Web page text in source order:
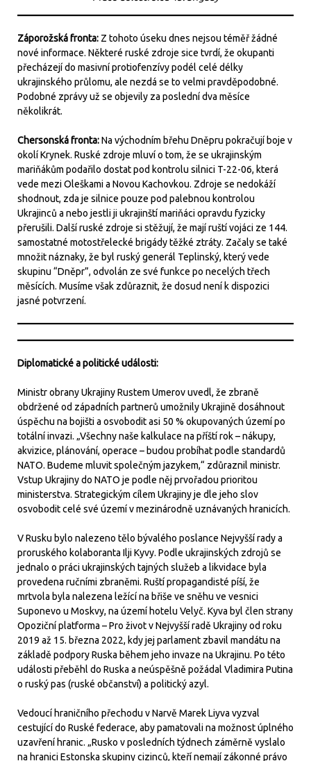
Záporožská fronta: Z tohoto úseku dnes nejsou téměř žádné
nové informace. Některé ruské zdroje sice tvrdí, že okupanti
přecházejí do masivní protiofenzívy podél celé délky
ukrajinského průlomu, ale nezdá se to velmi pravděpodobné.
Podobné zprávy už se objevily za poslední dva měsíce
několikrát.
Chersonská fronta:Na východním břehu Dněpru pokračují boje v
okolí Krynek. Ruské zdroje mluví o tom, že se ukrajinským
mariňákům podařilo dostat pod kontrolu silnici T-22-06, která
vede mezi Oleškami a Novou Kachovkou. Zdroje se nedokáží
shodnout, zda je silnice pouze pod palebnou kontrolou
Ukrajinců a nebo jestli ji ukrajinští mariňáci opravdu fyzicky
přerušili. Další ruské zdroje si stěžují, že mají ruští vojáci ze 144.
samostatné motostřelecké brigády těžké ztráty. Začaly se také
množit náznaky, že byl ruský generál Teplinský, který vede
skupinu “Dněpr”, odvolán ze své funkce po necelých třech
měsících. Musíme však zdůraznit, že dosud není k dispozici
jasné potvrzení.
Diplomatické a politické události:
Ministr obrany Ukrajiny Rustem Umerov uvedl, že zbraně
obdržené od západních partnerů umožnily Ukrajině dosáhnout
úspěchu na bojišti a osvobodit asi 50 % okupovaných území po
totální invazi. „Všechny naše kalkulace na příští rok – nákupy,
akvizice, plánování, operace – budou probíhat podle standardů
NATO. Budeme mluvit společným jazykem,“ zdůraznil ministr.
Vstup Ukrajiny do NATO je podle něj prvořadou prioritou
ministerstva. Strategickým cílem Ukrajiny je dle jeho slov
osvobodit celé své území v mezinárodně uznávaných hranicích.
V Rusku bylo nalezeno tělo bývalého poslance Nejvyšší rady a
proruského kolaboranta Ilji Kyvy. Podle ukrajinských zdrojů se
jednalo o práci ukrajinských tajných služeb a likvidace byla
provedena ručními zbraněmi. Ruští propagandisté píší, že
mrtvola byla nalezena ležící na břiše ve sněhu ve vesnici
Suponevo u Moskvy, na území hotelu Velyč. Kyva byl člen strany
Opoziční platforma – Pro život v Nejvyšší radě Ukrajiny od roku
2019 až 15. března 2022, kdy jej parlament zbavil mandátu na
základě podpory Ruska během jeho invaze na Ukrajinu. Po této
události přeběhl do Ruska a neúspěšně požádal Vladimira Putina
o ruský pas (ruské občanství) a politický azyl.
Vedoucí hraničního přechodu v Narvě Marek Liyva vyzval
cestující do Ruské federace, aby pamatovali na možnost úplného
uzavření hranic. „Rusko v posledních týdnech záměrně vyslalo
na hranici Estonska skupiny cizinců, kteří nemají zákonné právo